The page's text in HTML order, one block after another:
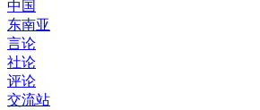
中国
东南亚
言论
社论
评论
交流站